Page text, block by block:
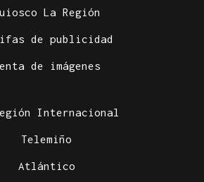
La Región
de publicidad
de imágenes
Internacional
Telemiño
Atlántico